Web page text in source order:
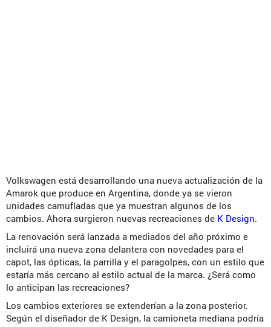
Volkswagen está desarrollando una nueva actualización de la
Amarok que produce en Argentina, donde ya se vieron
unidades camufladas que ya muestran algunos de los
cambios. Ahora surgieron nuevas recreaciones de K Design.
La renovación será lanzada a mediados del año próximo e
incluirá una nueva zona delantera con novedades para el
capot, las ópticas, la parrilla y el paragolpes, con un estilo que
estaría más cercano al estilo actual de la marca. ¿Será como
lo anticipan las recreaciones?
Los cambios exteriores se extenderían a la zona posterior.
Según el diseñador de K Design, la camioneta mediana podría